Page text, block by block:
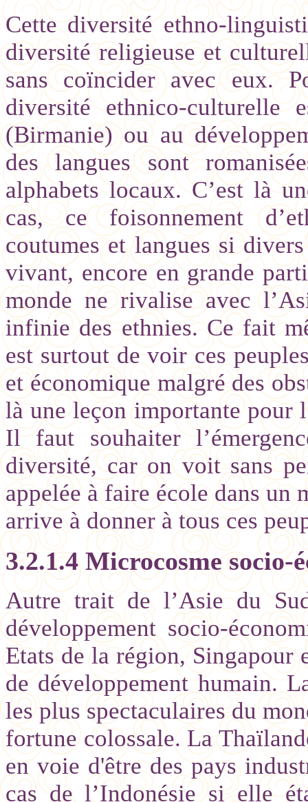
Cette diversité ethno-
diversité religieuse et
sans coïncider avec eux.
diversité ethnico-culturelle
(Birmanie) ou au
des langues sont
alphabets locaux. C’est là
cas, ce foisonnement
coutumes et langues si
vivant, encore en grande
monde ne rivalise avec
infinie des ethnies. Ce fait
est surtout de voir ces
et économique malgré des
là une leçon importante pour
Il faut souhaiter
diversité, car on voit sans
appelée à faire école dans un
arrive à donner à tous ces
3.2.1.4 Microcosme socio-
Autre trait de l’Asie du
développement socio-
Etats de la région,
de développement humain.
les plus spectaculaires du
fortune colossale. La
en voie d'être des pays
cas de l’Indonésie si elle